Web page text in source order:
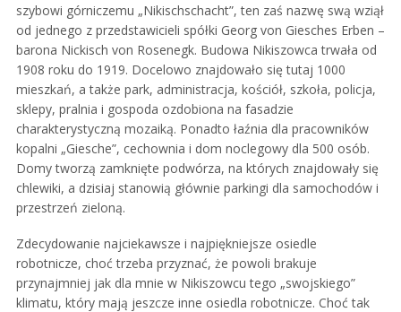
szybowi górniczemu „Nikischschacht”, ten zaś nazwę swą wziął
od jednego z przedstawicieli spółki Georg von Giesches Erben –
barona Nickisch von Rosenegk. Budowa Nikiszowca trwała od
1908 roku do 1919. Docelowo znajdowało się tutaj 1000
mieszkań, a także park, administracja, kościół, szkoła, policja,
sklepy, pralnia i gospoda ozdobiona na fasadzie
charakterystyczną mozaiką. Ponadto łaźnia dla pracowników
kopalni „Giesche”, cechownia i dom noclegowy dla 500 osób.
Domy tworzą zamknięte podwórza, na których znajdowały się
chlewiki, a dzisiaj stanowią głównie parkingi dla samochodów i
przestrzeń zieloną.
Zdecydowanie najciekawsze i najpiękniejsze osiedle
robotnicze, choć trzeba przyznać, że powoli brakuje
przynajmniej jak dla mnie w Nikiszowcu tego „swojskiego”
klimatu, który mają jeszcze inne osiedla robotnicze. Choć tak